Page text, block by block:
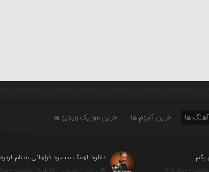
ها اخرین آلبوم ها اخرین موزیک ویدیو ها
بگم
مرداد ۱۴۰۵
دانلود آهنگ مسعود فراهانی به نام آواره
بازدید : ۱ بازدید بار / تاریخ : پنج‌شنبه ۸ مرداد ۱۴۰۵